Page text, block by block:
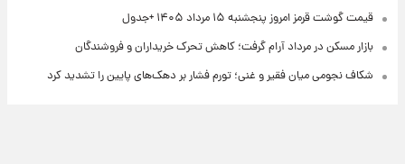
قیمت گوشت قرمز امروز پنجشنبه ۱۵ مرداد ۱۴۰۵ +جدول
بازار مسکن در مرداد آرام گرفت؛ کاهش تحرک خریداران و فروشندگان
شکاف نجومی میان فقیر و غنی؛ تورم فشار بر دهک‌های پایین را تشدید کرد